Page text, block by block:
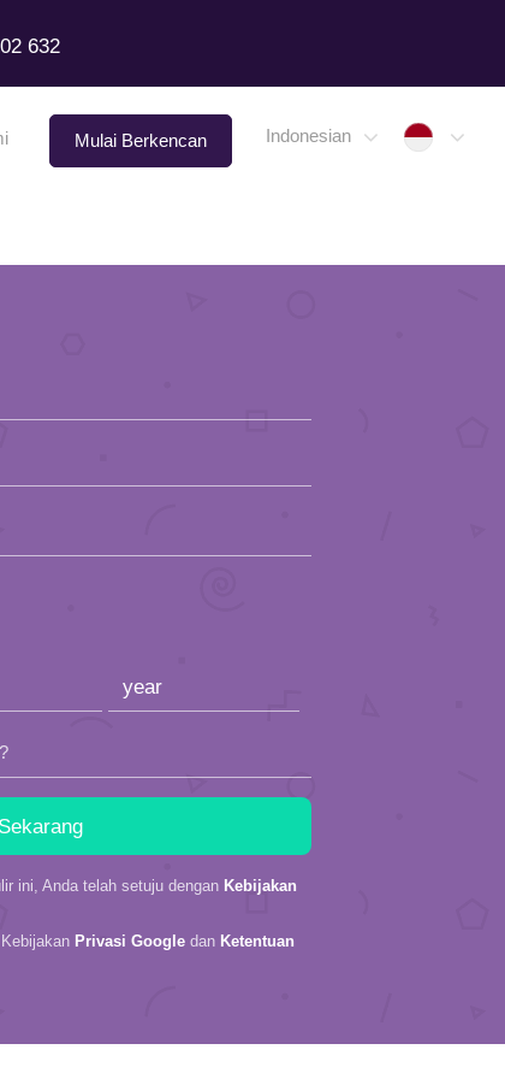
632
Mulai Berkencan Indonesian
ini, Anda telah setuju dengan Kebijakan
Privasi Google dan Ketentuan